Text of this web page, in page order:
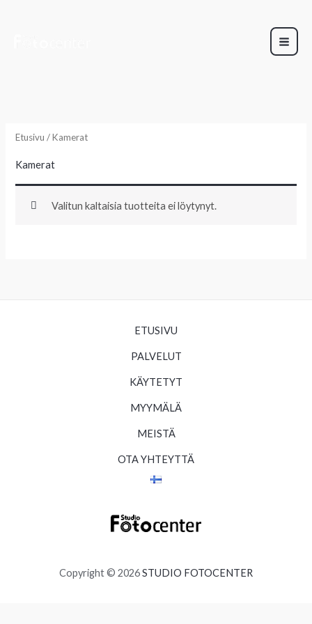
Etusivu / Kamerat
Kamerat
Valitun kaltaisia tuotteita ei löytynyt.
ETUSIVU
PALVELUT
KÄYTETYT
MYYMÄLÄ
MEISTÄ
OTA YHTEYTTÄ
Copyright © 2026STUDIO FOTOCENTER